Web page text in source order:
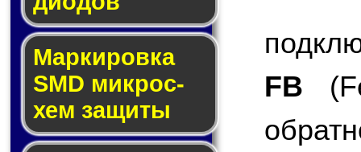
Мар­ки­ров­ка
SMD мик­рос­
хем защиты
FB